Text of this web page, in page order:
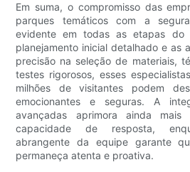
Em suma, o compromisso das
parques temáticos com a
evidente em todas as etapas do
planejamento inicial detalhado e as
precisão na seleção de materiais,
testes rigorosos, esses
milhões de visitantes podem
emocionantes e seguras. A
avançadas aprimora ainda
capacidade de resposta,
abrangente da equipe garante
permaneça atenta e proativa.